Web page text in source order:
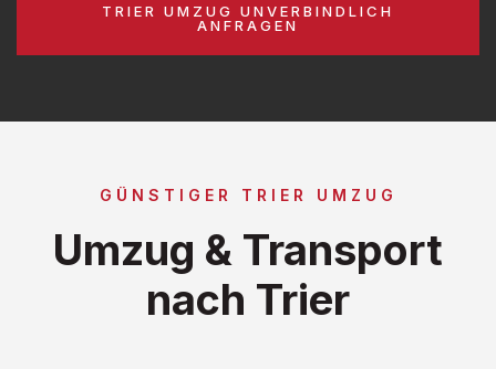
TRIER UMZUG UNVERBINDLICH
ANFRAGEN
GÜNSTIGER TRIER UMZUG
Umzug & Transport
nach Trier